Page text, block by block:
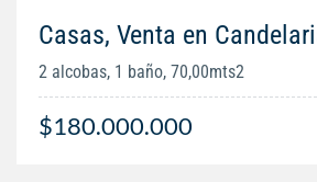
Casas, Venta en
2 alcobas, 1 baño, 70,00mts2
$180.000.000